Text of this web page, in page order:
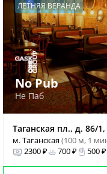
ЛЕТНЯЯ ВЕРАНДА
No Pub
Не Паб
Таганская пл., д. 86/1,
м. Таганская(100 м, 1
2300 ₽
700 ₽ 500 ₽